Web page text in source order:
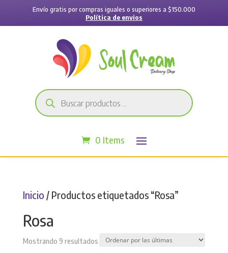
Envío gratis por compras iguales o superiores a $150.000
Política de envios
Búsqueda
de
productos
0 Items
Inicio / Productos etiquetados “Rosa”
Rosa
Mostrando 9 resultadosSorted